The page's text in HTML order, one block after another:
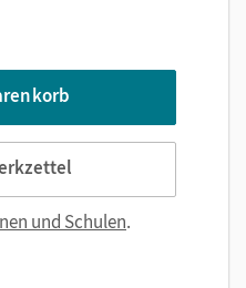
und Schulen.